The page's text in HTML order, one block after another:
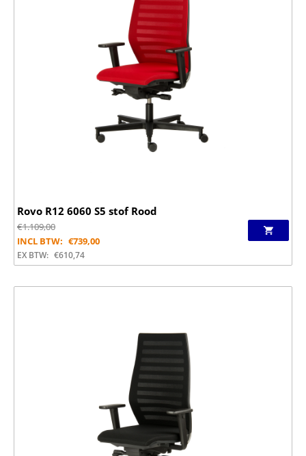
Rovo R12 6060 S5 stof Rood
€1.109,00
INCL BTW: €739,00
EX BTW: €610,74